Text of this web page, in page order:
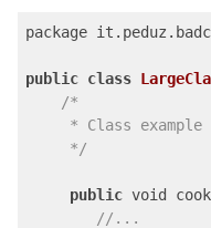
package
public class
/*
* Class example
     */
public void
//...